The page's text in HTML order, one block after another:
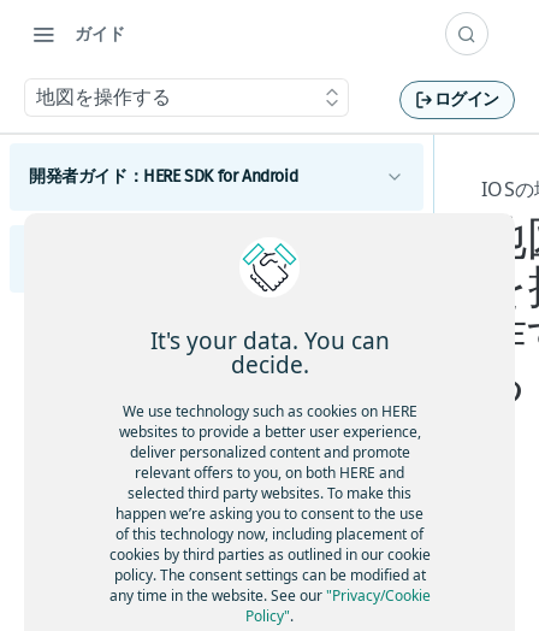
ガイド
地図を操作する ログイン
開発者ガイド：HERE SDK for Android
地図の使用を開始する
マップビューを調整する
地図を操作する
マップアイテムを追加する
事前定義されたマップスキームを追加する
事前定義されたマップフィーチャーを追加す
マップデータにリアルタイムでアクセスする
HERE Style Editorを使用してスタイルを作成
Android検索
検索機能とジオコーディング機能
ルート検索を開始する
UIビルディングブロックを追加する
ルートオプションを追加する
電気自動車のルートを取得する
高度なルート検索機能
Androidトラフィック
交通情報の使用を開始する
ルート上の交通状況を視覚化する
交通情報を更新する
トラフィック・エンジン
その他の交通機能
Androidポジショニング
ポジショニングの使用を開始する
ポジショニングを最適化する
バックグラウンド更新を有効にする
GPXレコーディングアプリを作成する
Androidナビゲーション
ナビゲーションの使用を開始する
音声ガイダンスを追加する
ルート逸脱を処理する
Androidオフライン
オフラインマップの使用を開始する
マップデータをインストールする
Android屋内地図
屋内地図コンポーネントを使用する
スコープを設定して複数のアプリを区別する
UIコンポーネント
地図とサービス
カスタムマップカタログ
Androidの例とチュートリアル
HERE SDKを統合する
Android Autoと統合する
Jetpack Composeを使用してマップビューを追
加する
Androidの開発のヒント
以前のバージョンから更新する
エンジン
ベストプラクティス
データとOTAコストを管理する
Androidの使用状況統計、法律、プライバシー
トランザクションと使用状況統計
法的要件とプライバシー要件
開発者ガイド：HERE SDK for iOS
ライセンスの説明
最小要件
カバレージ情報
スコープを設定して複数のアプリを区別する
コンポーネント
iOSの地図
地図の使用を開始する
マップ ビューを調整する
地図を操作する
マップアイテムを追加する
IOS
る
It's your data. You can
decide.
We use technology such as cookies on HERE
websites to provide a better user experience,
deliver personalized content and promote
relevant offers to you, on both HERE and
selected third party websites. To make this
happen we’re asking you to consent to the use
of this technology now, including placement of
cookies by third parties as outlined in our cookie
policy. The consent settings can be modified at
any time in the website. See our"Privacy/Cookie
Policy".